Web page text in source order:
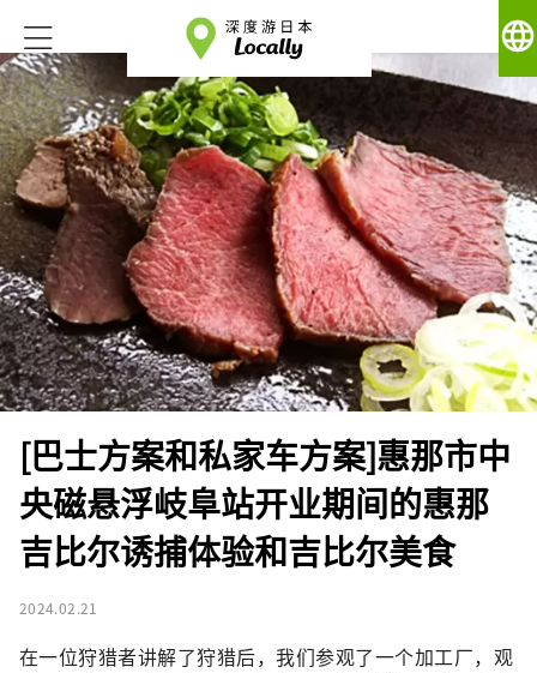
language
[巴士方案和私家车方案]惠那市中
央磁悬浮岐阜站开业期间的惠那
吉比尔诱捕体验和吉比尔美食
2024.02.21
在一位狩猎者讲解了狩猎后，我们参观了一个加工厂，观